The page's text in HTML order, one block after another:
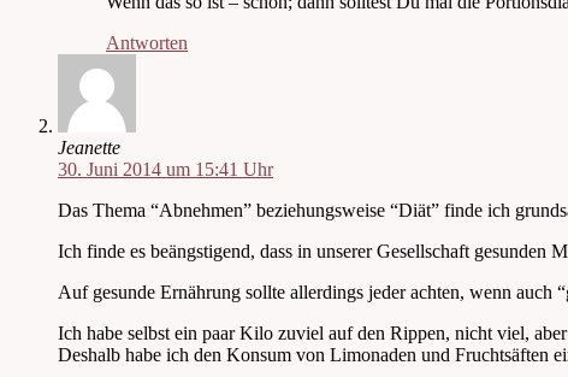
Antworten
Jeanette
30. Juni 2014 um 15:41 Uhr
Das Thema “Abnehmen” beziehungsweise “Diät” finde ich
Ich finde es beängstigend, dass in unserer Gesellschaft
Auf gesunde Ernährung sollte allerdings jeder achten, wenn auch
Ich habe selbst ein paar Kilo zuviel auf den Rippen, nicht viel,
Deshalb habe ich den Konsum von Limonaden und Fruchtsäften